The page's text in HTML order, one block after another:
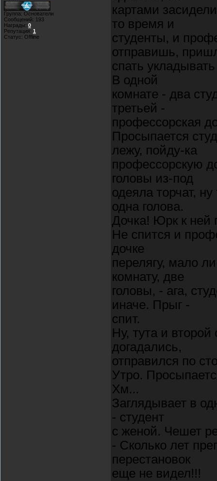
Группа: Основатели
Сообщений: 193
Награды: 0
Репутация: 1
Статус: Offline
картами
то время и
студенты, и
отправишь,
спать
В одной
комнате - два
третьей -
профессорская
Просыпается
лежу, пойду-ка
профессорскую
головы из-под
одеяла торчат,
одна голова.
Дочка! Юрк к ней
Не спится и
дочке
перелягу, мало
комнату, две
головы, - ага,
иначе. Прыг -
спит.
Ну, тута и
догадались,
отправился по
Утро.
Хм...
Заглядывает в
- студент
с женой. Чешет
- Сколько лет
перестановок
еще не видел!!!